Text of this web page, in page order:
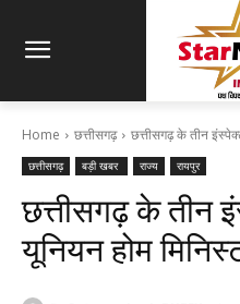
Home छत्तीसगढ़ छत्तीसगढ़ के तीन
छत्तीसगढ़ बड़ी खबर राज्य रायपुर
छत्तीसगढ़ के तीन
यूनियन होम